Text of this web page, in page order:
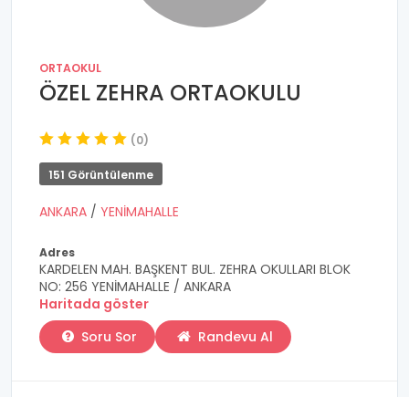
ORTAOKUL
ÖZEL ZEHRA ORTAOKULU
(0)
151 Görüntülenme
ANKARA / YENİMAHALLE
Adres
KARDELEN MAH. BAŞKENT BUL. ZEHRA OKULLARI BLOK
NO: 256 YENİMAHALLE / ANKARA
Haritada göster
Soru Sor
Randevu Al